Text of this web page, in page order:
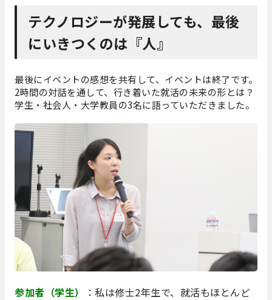
テクノロジーが発展しても、最後
にいきつくのは『人』
最後にイベントの感想を共有して、イベントは終了です。
2時間の対話を通して、行き着いた就活の未来の形とは？
学生・社会人・大学教員の3名に語っていただきました。
参加者（学生）
：私は修士2年生で、就活もほとんど